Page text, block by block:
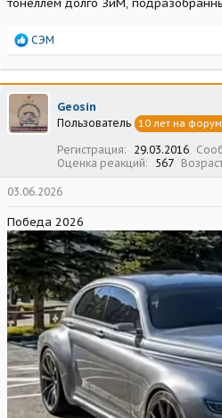
тонеллем долго ЗиМ,
Р
а
к
ц
и
и
СЭМ
Geosin
Пользователь 10 лет на
Регистрация 29.03.2016
Оценка реакций
567
03.06.2026
Победа 2026